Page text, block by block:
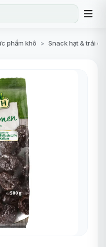
phẩm khô > Snack hạt & trái